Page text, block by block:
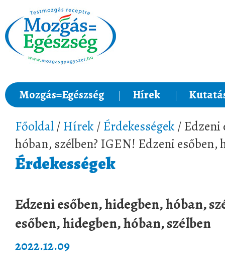
Mozgás=Egészség Hírek
Főoldal/ Hírek / Érdekességek / Edzeni
hóban, szélben? IGEN! Edzeni esőben,
Érdekességek
Edzeni esőben, hidegben, hóban,
esőben, hidegben, hóban, szélben
2022.12.09